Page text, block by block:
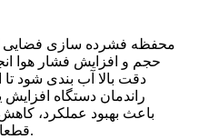
محفظه فشرده سازی فضایی
حجم و افزایش فشار هوا
دقت بالا آب بندی شود
راندمان دستگاه
باعث بهبود عملکرد،
قطعات داخلی کمپرسور می شود.